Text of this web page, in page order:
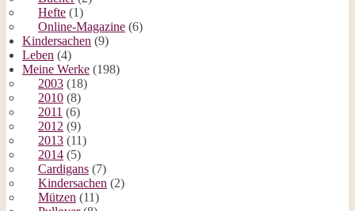
Hefte (1)
Online-Magazine (6)
Kindersachen (9)
Leben (4)
Meine Werke (198)
2003 (18)
2010 (8)
2011 (6)
2012 (9)
2013 (11)
2014 (5)
Cardigans (7)
Kindersachen (2)
Mützen (11)